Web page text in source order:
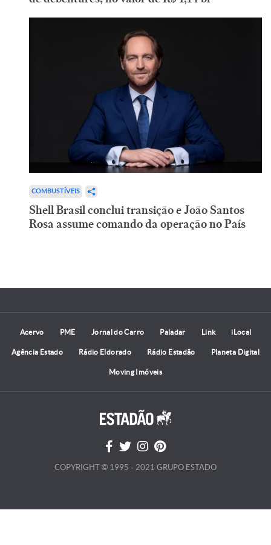
COMBUSTÍVEIS
Shell Brasil conclui transição e João Santos
Rosa assume comando da operação no País
Acervo PME Jornal do Carro Paladar Link iLocal
Agência Estado Rádio Eldorado Rádio Estadão Planeta Digital
Moving Imóveis
COPYRIGHT © 1995 - 2021 GRUPO ESTADO